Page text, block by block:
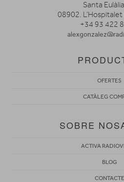
Santa
08902.
+34 93 422
OFERTES
CATÀLEG
SOBRE
ACTIVA
BLOG
CONTACTE